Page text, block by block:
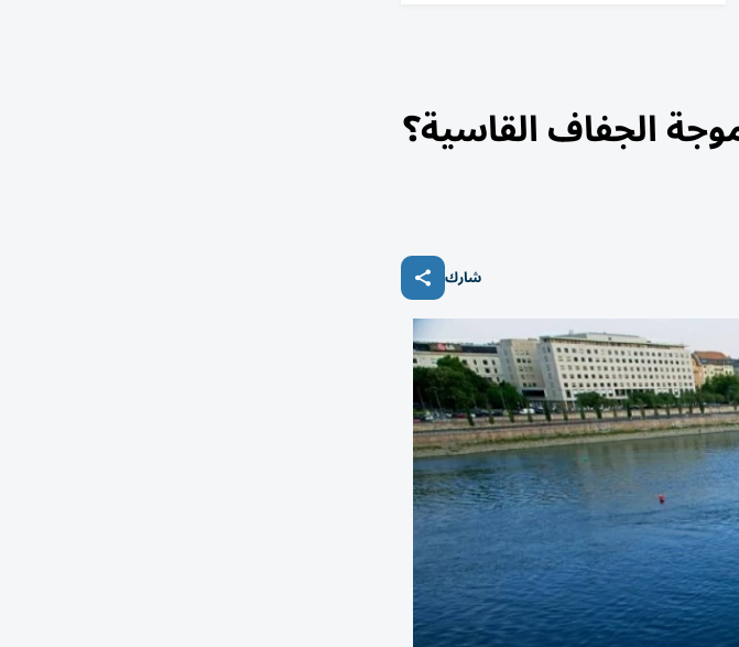
الجفاف القاسية؟
شارك